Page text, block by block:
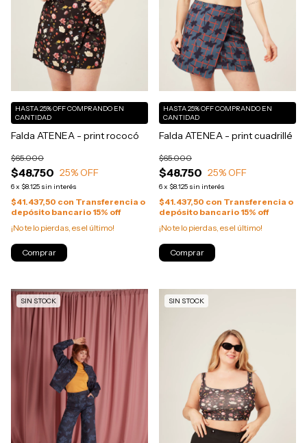
Falda ATENEA - print rococó
$48.750
$65.000
25% OFF
6x $8.125 sin interés
HASTA 25% OFFCOMPRANDO EN
CANTIDAD
$41.437,50 con Transferencia o
depósito bancario 15% off
¡No te lo pierdas, es el último!
Comprar
Falda ATENEA - print cuadrillé
$48.750
$65.000
25% OFF
6x $8.125 sin interés
HASTA 25% OFFCOMPRANDO EN
CANTIDAD
$41.437,50 con Transferencia o
depósito bancario 15% off
¡No te lo pierdas, es el último!
Comprar
SIN STOCK SIN STOCK